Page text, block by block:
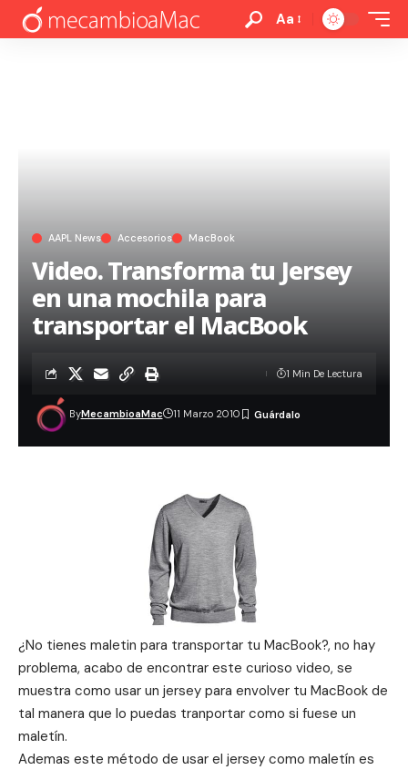
Aa
AAPL News Accesorios MacBook
Video. Transforma tu Jersey
en una mochila para
transportar el MacBook
ByMecambioaMac 11 Marzo 2010
1 Min De Lectura
¿No tienes maletin para transportar tu MacBook?, no hay
problema, acabo de encontrar este curioso video, se
muestra como usar un jersey para envolver tu MacBook de
tal manera que lo puedas tranportar como si fuese un
maletín.
Ademas este método de usar el jersey como maletín es